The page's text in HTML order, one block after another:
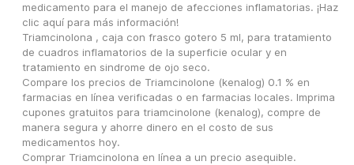
medicamento para el manejo de afecciones inflamatorias. ¡Haz
clic aquí para más información!
Triamcinolona , caja con frasco gotero 5 ml, para tratamiento
de cuadros inflamatorios de la superficie ocular y en
tratamiento en sindrome de ojo seco.
Compare los precios de Triamcinolone (kenalog) 0.1 % en
farmacias en línea verificadas o en farmacias locales. Imprima
cupones gratuitos para triamcinolone (kenalog), compre de
manera segura y ahorre dinero en el costo de sus
medicamentos hoy.
Comprar Triamcinolona en línea a un precio asequible.